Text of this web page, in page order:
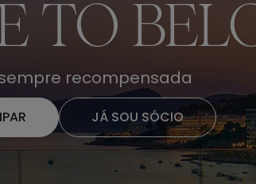
TO
recompensada
JÁ SOU SÓCIO